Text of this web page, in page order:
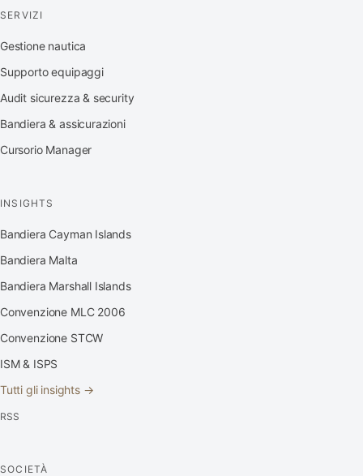
SERVIZI
Gestione nautica
Supporto equipaggi
Audit sicurezza & security
Bandiera & assicurazioni
Cursorio Manager
INSIGHTS
Bandiera Cayman Islands
Bandiera Malta
Bandiera Marshall Islands
Convenzione MLC 2006
Convenzione STCW
ISM & ISPS
Tutti gli insights →
RSS
SOCIETÀ